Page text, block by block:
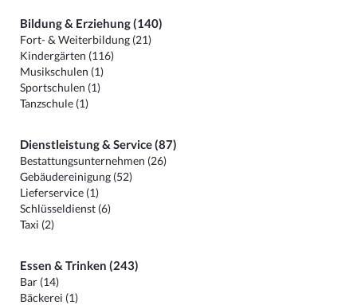
Bildung & Erziehung (140)
Fort- & Weiterbildung (21)
Kindergärten (116)
Musikschulen (1)
Sportschulen (1)
Tanzschule (1)
Dienstleistung & Service (87)
Bestattungsunternehmen (26)
Gebäudereinigung (52)
Lieferservice (1)
Schlüsseldienst (6)
Taxi (2)
Essen & Trinken (243)
Bar (14)
Bäckerei (1)